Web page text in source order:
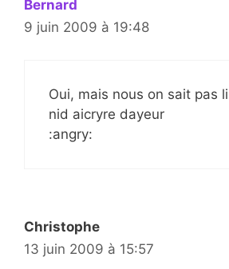
Bernard
9 juin 2009 à 19:48
Oui, mais nous on sait pas
nid aicryre dayeur
:angry:
Christophe
13 juin 2009 à 15:57